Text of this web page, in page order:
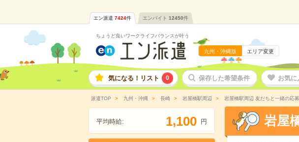
エン派遣 7424件 エンバイト 12450件
ちょうど良いワークライフバランスが叶う
九州・沖縄版 エリア変更
気になる！リスト 0 保存した希望条件 お気に
派遣TOP 九州・沖縄 長崎 岩屋橋駅周辺 岩屋橋駅周辺 友だちと一緒の応
平均時給: 1,100 円 岩屋